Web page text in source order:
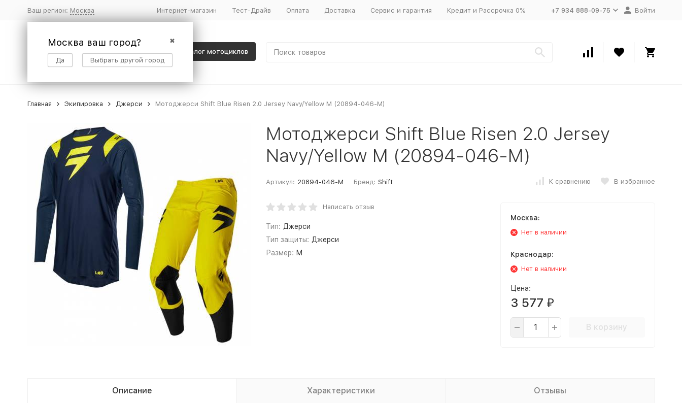
Ваш регион: Москва
✖
Москва ваш город?
Да Выбрать другой город
Интернет-магазин Тест-Драйв Оплата Доставка Сервис и гарантия Кредит и Рассрочка 0% +7 934 888-09-75 Войти
Каталог мотоциклов
Главная Экипировка Джерси Мотоджерси Shift Blue Risen 2.0 Jersey Navy/Yellow M (20894-046-M)
Мотоджерси Shift Blue Risen 2.0 Jersey
Navy/Yellow M (20894-046-M)
Артикул: 20894-046-M Бренд: Shift К сравнению В избранное
Написать отзыв
Тип: Джерси
Тип защиты: Джерси
Размер: M
Москва:
Нет в наличии
Краснодар:
Нет в наличии
Цена:
3 577 ₽
В корзину
Описание Характеристики Отзывы